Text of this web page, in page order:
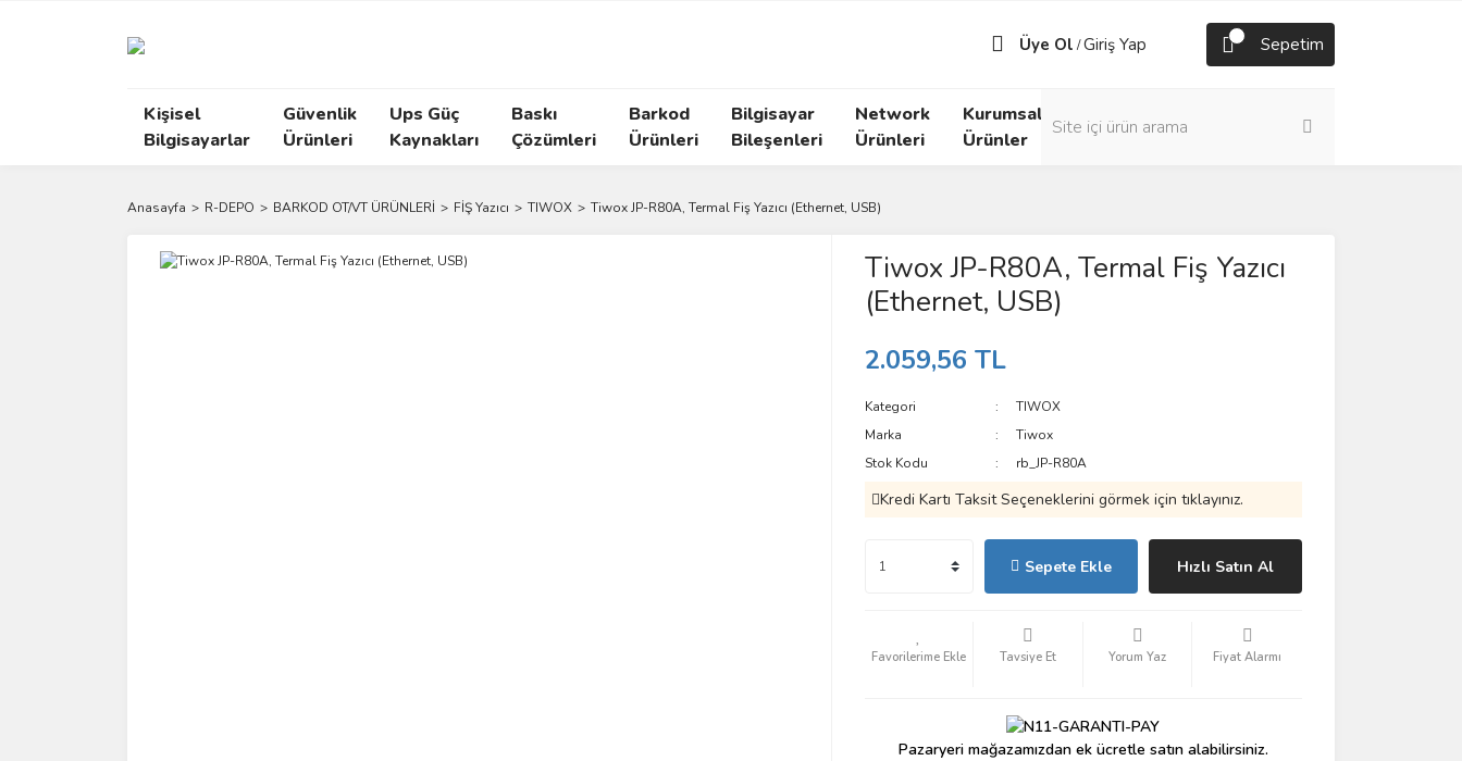
Üye Ol /Giriş Yap Sepetim
Kişisel
Bilgisayarlar
Güvenlik
Ürünleri
Ups Güç
Kaynakları
Baskı
Çözümleri
Barkod
Ürünleri
Bilgisayar
Bileşenleri
Network
Ürünleri
Kurumsal
Ürünler
Anasayfa R-DEPO BARKOD OT/VT ÜRÜNLERİ FİŞ Yazıcı TIWOX Tiwox JP-R80A, Termal Fiş Yazıcı (Ethernet, USB)
Tiwox JP-R80A, Termal Fiş Yazıcı
(Ethernet, USB)
2.059,56 TL
Kategori
TIWOX
Marka
Tiwox
Stok Kodu
rb_JP-R80A
Kredi Kartı Taksit Seçeneklerini görmek için tıklayınız.
Sepete Ekle Hızlı Satın Al
Tavsiye Et Yorum Yaz Fiyat Alarmı
Pazaryeri mağazamızdan ek ücretle satın alabilirsiniz.